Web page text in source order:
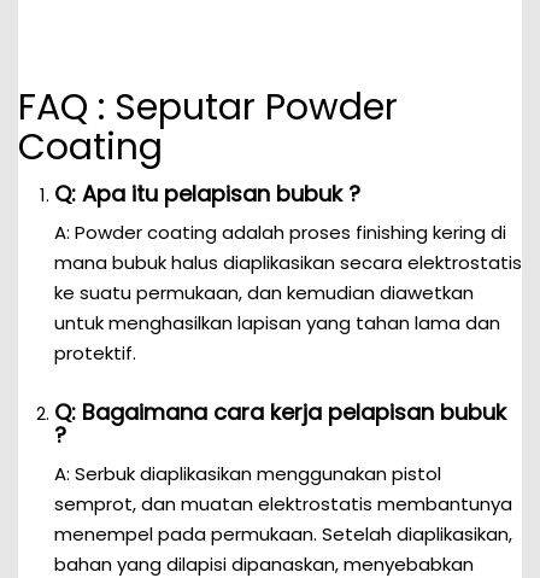
FAQ : Seputar Powder
Coating
Q: Apa itu pelapisan bubuk ?
A: Powder coating adalah proses finishing kering di
mana bubuk halus diaplikasikan secara elektrostatis
ke suatu permukaan, dan kemudian diawetkan
untuk menghasilkan lapisan yang tahan lama dan
protektif.
Q: Bagaimana cara kerja pelapisan bubuk
?
A: Serbuk diaplikasikan menggunakan pistol
semprot, dan muatan elektrostatis membantunya
menempel pada permukaan. Setelah diaplikasikan,
bahan yang dilapisi dipanaskan, menyebabkan